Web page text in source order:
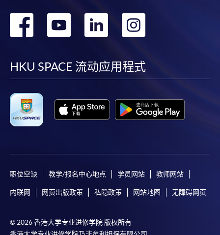
转
facebook
转
youtube
转
linkedin
转
HKU SPACE 流动应用程式
职位空缺 教学/报名中心地点 学员网站 教师网站
内联网 网页出版政策 私隐政策 网站地图 无障碍网页
© 2026 香港大学专业进修学院 版权所有